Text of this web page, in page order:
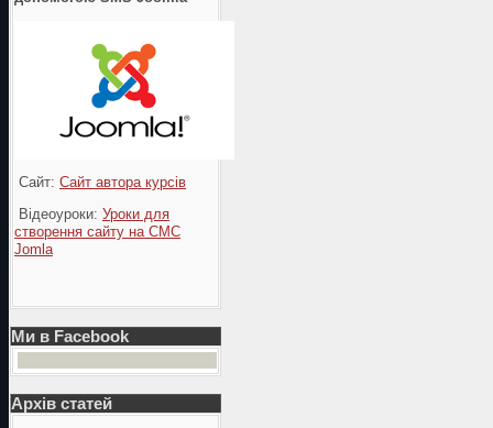
Сайт: Сайт автора курсів
Відеоуроки: Уроки для
створення сайту на СМС
Jomla
Ми в Facebook
Архів статей